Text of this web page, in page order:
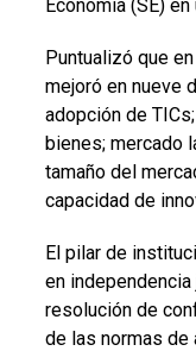
Economía (SE)
Puntualizó que
mejoró en nueve
adopción de
bienes; mercado
tamaño del
capacidad de
El pilar de
en
resolución de
de las normas de